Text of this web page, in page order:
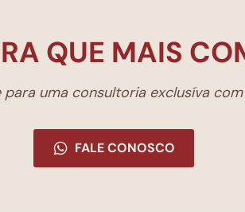
QUE MAIS
uma consultoria exclusíva
FALE CONOSCO